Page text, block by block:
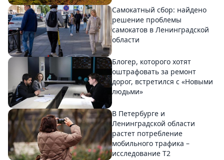
Самокатный сбор: найдено
решение проблемы
самокатов в Ленинградской
области
Блогер, которого хотят
оштрафовать за ремонт
дорог, встретился с «Новыми
людьми»
В Петербурге и
Ленинградской области
растет потребление
мобильного трафика –
исследование T2